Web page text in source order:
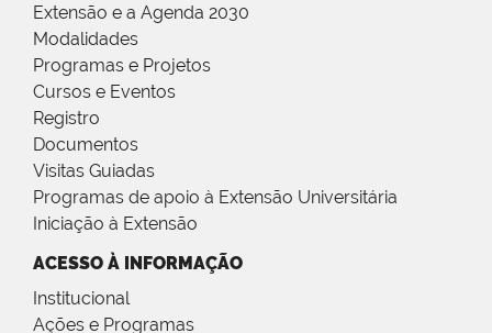
Extensão e a Agenda 2030
Modalidades
Programas e Projetos
Cursos e Eventos
Registro
Documentos
Visitas Guiadas
Programas de apoio à Extensão Universitária
Iniciação à Extensão
ACESSO À INFORMAÇÃO
Institucional
Ações e Programas